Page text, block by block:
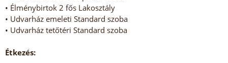
• Élménybirtok 2 fős Lakosztály
• Udvarház emeleti Standard szoba
• Udvarház tetőtéri Standard szoba
Étkezés: